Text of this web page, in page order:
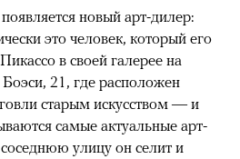
новый арт-дилер:
это человек, который его
в своей галерее на
Боэси, 21, где расположен
старым искусством — и
самые актуальные арт-
улицу он селит и